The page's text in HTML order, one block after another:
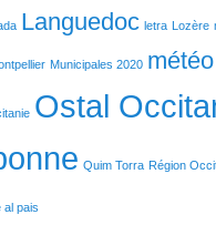
Languedoc letra Lozère
Municipales 2020 météo
Ostal
Quim Torra Région
al pais